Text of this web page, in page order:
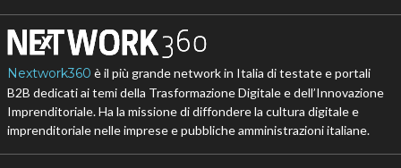
Nextwork360 è il più grande network in Italia di testate e portali
B2B dedicati ai temi della Trasformazione Digitale e dell’Innovazione
Imprenditoriale. Ha la missione di diffondere la cultura digitale e
imprenditoriale nelle imprese e pubbliche amministrazioni italiane.